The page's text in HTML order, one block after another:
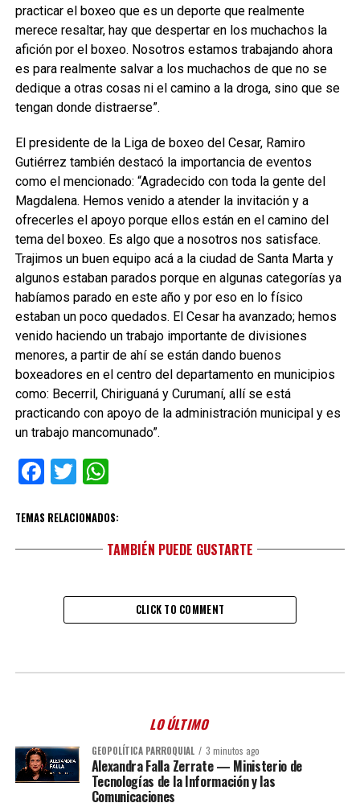
practicar el boxeo que es un deporte que realmente
merece resaltar, hay que despertar en los muchachos la
afición por el boxeo. Nosotros estamos trabajando ahora
es para realmente salvar a los muchachos de que no se
dedique a otras cosas ni el camino a la droga, sino que se
tengan donde distraerse”.
El presidente de la Liga de boxeo del Cesar, Ramiro
Gutiérrez también destacó la importancia de eventos
como el mencionado: “Agradecido con toda la gente del
Magdalena. Hemos venido a atender la invitación y a
ofrecerles el apoyo porque ellos están en el camino del
tema del boxeo. Es algo que a nosotros nos satisface.
Trajimos un buen equipo acá a la ciudad de Santa Marta y
algunos estaban parados porque en algunas categorías ya
habíamos parado en este año y por eso en lo físico
estaban un poco quedados. El Cesar ha avanzado; hemos
venido haciendo un trabajo importante de divisiones
menores, a partir de ahí se están dando buenos
boxeadores en el centro del departamento en municipios
como: Becerril, Chiriguaná y Curumaní, allí se está
practicando con apoyo de la administración municipal y es
un trabajo mancomunado”.
Facebook
TwitterWhatsApp
TEMAS RELACIONADOS:
TAMBIÉN PUEDE GUSTARTE
CLICK TO COMMENT
LO ÚLTIMO
GEOPOLÍTICA PARROQUIAL 3 minutos ago
Alexandra Falla Zerrate — Ministerio de
Tecnologías de la Información y las
Comunicaciones